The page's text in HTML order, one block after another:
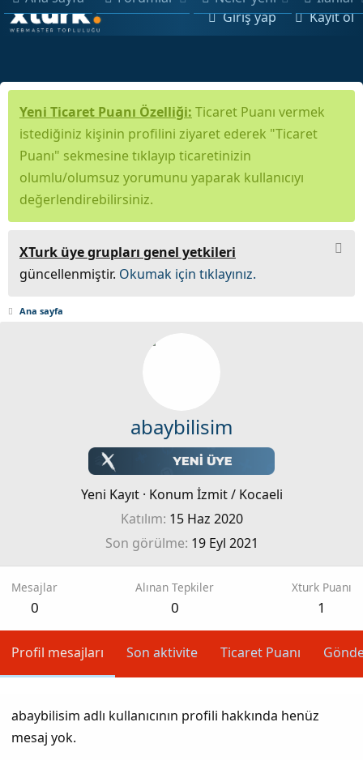
Giriş yap Kayıt ol
Yeni Ticaret Puanı Özelliği: Ticaret Puanı vermek
istediğiniz kişinin profilini ziyaret ederek "Ticaret
Puanı" sekmesine tıklayıp ticaretinizin
olumlu/olumsuz yorumunu yaparak kullanıcıyı
değerlendirebilirsiniz.
XTurk üye grupları genel yetkileri
güncellenmiştir. Okumak için tıklayınız.
Ana sayfa
abaybilisim
Yeni Kayıt · Konum İzmit / Kocaeli
Katılım 15 Haz 2020
Son görülme 19 Eyl 2021
Mesajlar
0
Alınan Tepkiler
0
Xturk Puanı
1
Profil mesajları Son aktivite Ticaret Puanı
abaybilisim adlı kullanıcının profili hakkında henüz
mesaj yok.